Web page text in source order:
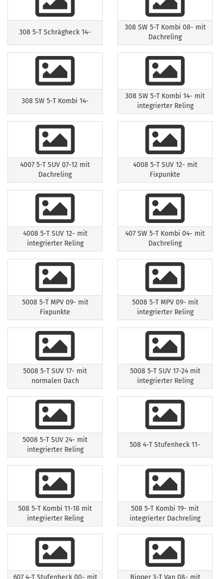
308 5-T Schrägheck 14-
308 SW 5-T Kombi 08- mit
Dachreling
308 SW 5-T Kombi 14-
308 SW 5-T Kombi 14- mit
integrierter Reling
4007 5-T SUV 07-12 mit
Dachreling
4008 5-T SUV 12- mit
Fixpunkte
4008 5-T SUV 12- mit
integrierter Reling
407 SW 5-T Kombi 04- mit
Dachreling
5008 5-T MPV 09- mit
Fixpunkte
5008 5-T MPV 09- mit
integrierter Reling
5008 5-T SUV 17- mit
normalen Dach
5008 5-T SUV 17-24 mit
integrierter Reling
5008 5-T SUV 24- mit
integrierter Reling
508 4-T Stufenheck 11-
508 5-T Kombi 11-18 mit
integrierter Reling
508 5-T Kombi 19- mit
integrierter Dachreling